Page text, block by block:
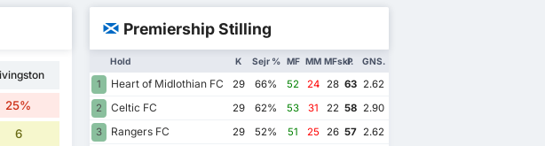
25%
6
Premiership Stilling
Hold K Sejr % MF MM MFskl.
P GNS.
1 Heart of Midlothian FC 29 66% 52 24 28 63 2.62
2
Celtic FC 29 62% 53 31 22 58 2.90
3
Rangers FC 29 52% 51 25 26 57 2.62